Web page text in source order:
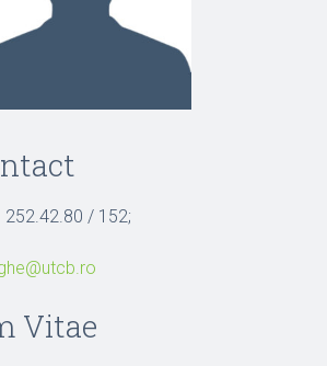
252.42.80 / 152;
Vitae